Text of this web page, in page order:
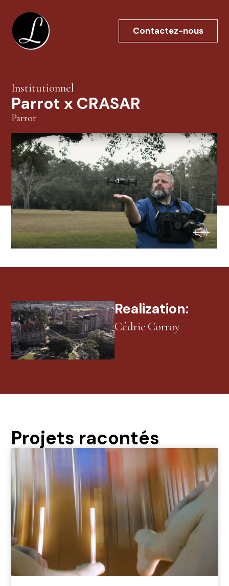
contenu
Contactez-nous
Institutionnel
Parrot x CRASAR
Parrot
Realization:
Cédric Corroy
Projets racontés